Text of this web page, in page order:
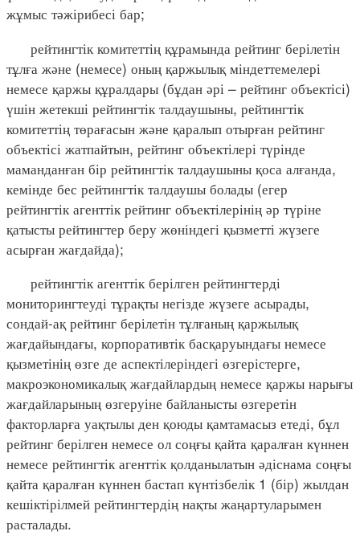
жұмыс тәжірибесі бар;
рейтингтік комитеттің құрамында рейтинг берілетін
тұлға және (немесе) оның қаржылық міндеттемелері
немесе қаржы құралдары (бұдан әрі – рейтинг объектісі)
үшін жетекші рейтингтік талдаушыны, рейтингтік
комитеттің төрағасын және қаралып отырған рейтинг
объектісі жатпайтын, рейтинг объектілері түрінде
маманданған бір рейтингтік талдаушыны қоса алғанда,
кемінде бес рейтингтік талдаушы болады (егер
рейтингтік агенттік рейтинг объектілерінің әр түріне
қатысты рейтингтер беру жөніндегі қызметті жүзеге
асырған жағдайда);
рейтингтік агенттік берілген рейтингтерді
мониторингтеуді тұрақты негізде жүзеге асырады,
сондай-ақ рейтинг берілетін тұлғаның қаржылық
жағдайындағы, корпоративтік басқаруындағы немесе
қызметінің өзге де аспектілеріндегі өзгерістерге,
макроэкономикалық жағдайлардың немесе қаржы нарығы
жағдайларының өзгеруіне байланысты өзгеретін
факторларға уақтылы ден қоюды қамтамасыз етеді, бұл
рейтинг берілген немесе ол соңғы қайта қаралған күннен
немесе рейтингтік агенттік қолданылатын әдіснама соңғы
қайта қаралған күннен бастап күнтізбелік 1 (бір) жылдан
кешіктірілмей рейтингтердің нақты жаңартуларымен
расталады.